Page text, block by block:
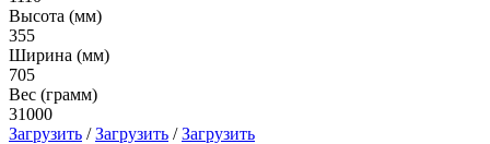
Высота (мм)
355
Ширина (мм)
705
Вес (грамм)
31000
Загрузить /Загрузить /Загрузить